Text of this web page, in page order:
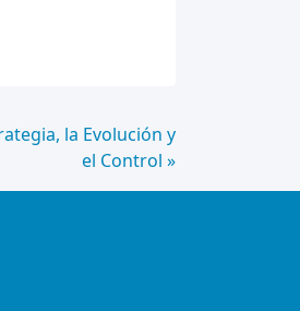
la Evolución y
el Control »